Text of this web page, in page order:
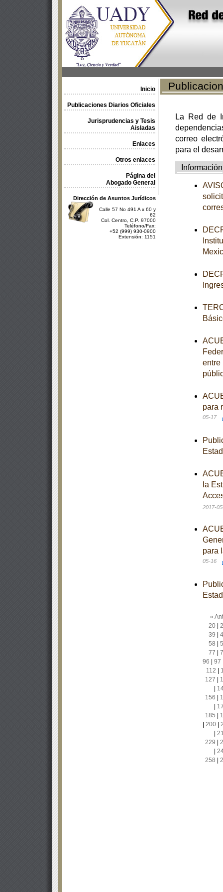
Inicio
Publicaciones Diarios Oficiales
Jurisprudencias y Tesis
Aisladas
Enlaces
Otros enlaces
Página del
Abogado General
Dirección de Asuntos Jurídicos
Calle 57 No 491 A x 60 y
62
Col. Centro, C.P. 97000
Teléfono/Fax:
+52 (999) 930-0900
Extensión: 1151
La Red de
correo
para el
Información
entre
para
05-17
la
2017-
para
05-16
«
20|
39
58
77
96
97
112
127
156
185
200|
229
258